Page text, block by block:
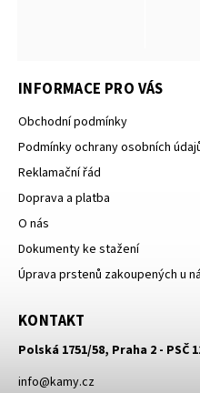
INFORMACE PRO VÁS
Obchodní podmínky
Podmínky ochrany osobních
Reklamační řád
Doprava a platba
O nás
Dokumenty ke stažení
Úprava prstenů zakoupených u
KONTAKT
Polská 1751/58, Praha 2 - PSČ
info@kamy.cz